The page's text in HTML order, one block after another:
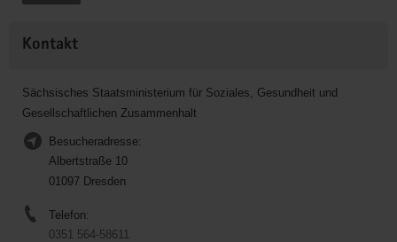
Kontakt
Sächsisches Staatsministerium für Soziales, Gesundheit und
Gesellschaftlichen Zusammenhalt
Besucheradresse:
Albertstraße 10
01097 Dresden
Telefon:
0351 564-58611